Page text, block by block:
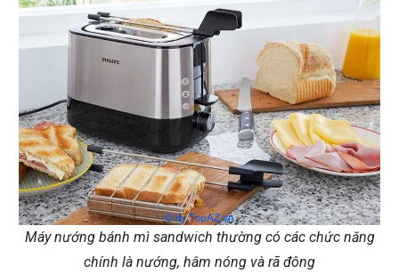
Máy nướng bánh mì sandwich thường có các chức năng
chính là nướng, hâm nóng và rã đông